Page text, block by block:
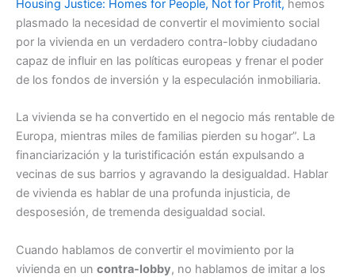
Housing Justice: Homes for People, Not for Profit, hemos
plasmado la necesidad de convertir el movimiento social
por la vivienda en un verdadero contra-lobby ciudadano
capaz de influir en las políticas europeas y frenar el poder
de los fondos de inversión y la especulación inmobiliaria.
La vivienda se ha convertido en el negocio más rentable de
Europa, mientras miles de familias pierden su hogar”. La
financiarización y la turistificación están expulsando a
vecinas de sus barrios y agravando la desigualdad. Hablar
de vivienda es hablar de una profunda injusticia, de
desposesión, de tremenda desigualdad social.
Cuando hablamos de convertir el movimiento por la
vivienda en un contra-lobby, no hablamos de imitar a los